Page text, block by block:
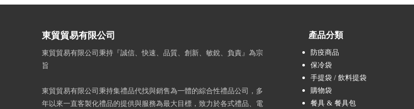
東貿貿易有限公司
東貿貿易有限公司秉持『誠信、快速、品質、創新、敏銳、負責』為宗
旨
東貿貿易有限公司秉持集禮品代找與銷售為一體的綜合性禮品公司，多
年以來一直客製化禮品的提供與服務為最大目標，致力於各式禮品、電
產品分類
防疫商品
保冷袋
手提袋 / 飲料提袋
購物袋
餐具 & 餐具包